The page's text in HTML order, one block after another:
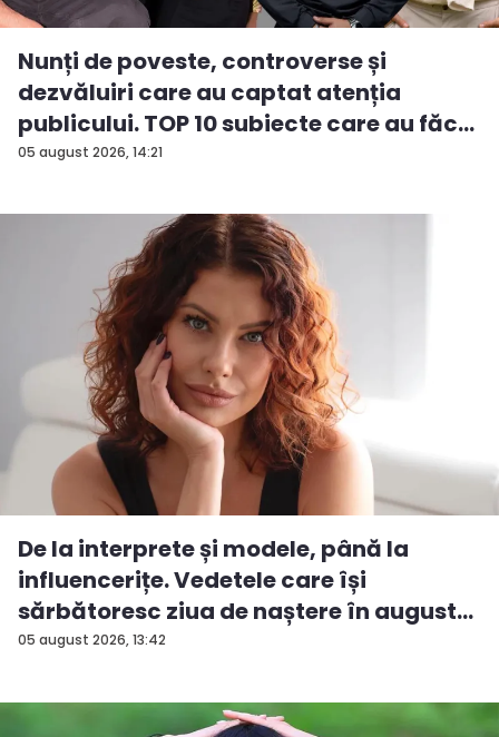
05 august 2026, 14:21
Nunți de poveste, controverse și
dezvăluiri care au captat atenția
publicului. TOP 10 subiecte care au făc...
05 august 2026, 13:42
De la interprete și modele, până la
influencerițe. Vedetele care își
sărbătoresc ziua de naștere în august...